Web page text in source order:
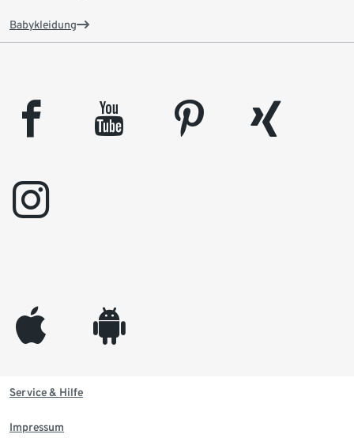
Babykleidung
facebook youtube pinterest
xing
instagram
appleinc android
Service & Hilfe
Impressum